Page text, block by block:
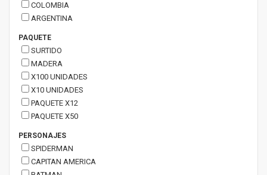
COLOMBIA
ARGENTINA
PAQUETE
SURTIDO
MADERA
X100 UNIDADES
X10 UNIDADES
PAQUETE X12
PAQUETE X50
PERSONAJES
SPIDERMAN
CAPITAN AMERICA